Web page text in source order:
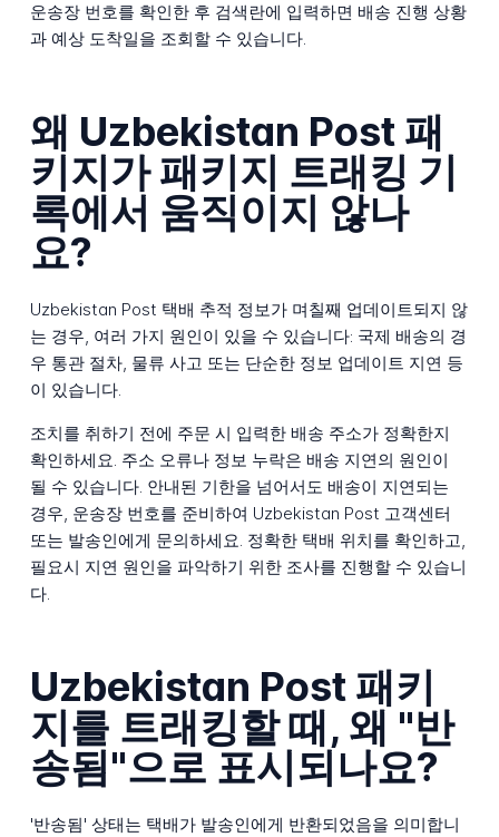
운송장 번호를 확인한 후 검색란에 입력하면 배송 진행 상황
과 예상 도착일을 조회할 수 있습니다.
왜 Uzbekistan Post 패
키지가 패키지 트래킹 기
록에서 움직이지 않나
요?
Uzbekistan Post 택배 추적 정보가 며칠째 업데이트되지 않
는 경우, 여러 가지 원인이 있을 수 있습니다: 국제 배송의 경
우 통관 절차, 물류 사고 또는 단순한 정보 업데이트 지연 등
이 있습니다.
조치를 취하기 전에 주문 시 입력한 배송 주소가 정확한지
확인하세요. 주소 오류나 정보 누락은 배송 지연의 원인이
될 수 있습니다. 안내된 기한을 넘어서도 배송이 지연되는
경우, 운송장 번호를 준비하여 Uzbekistan Post 고객센터
또는 발송인에게 문의하세요. 정확한 택배 위치를 확인하고,
필요시 지연 원인을 파악하기 위한 조사를 진행할 수 있습니
다.
Uzbekistan Post 패키
지를 트래킹할 때, 왜 "반
송됨"으로 표시되나요?
'반송됨' 상태는 택배가 발송인에게 반환되었음을 의미합니